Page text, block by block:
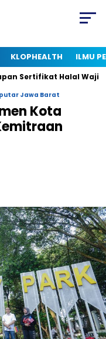
KLOPHEALTH ILMU
Halal Wajib bagi Usaha
Jawa Barat
Kota